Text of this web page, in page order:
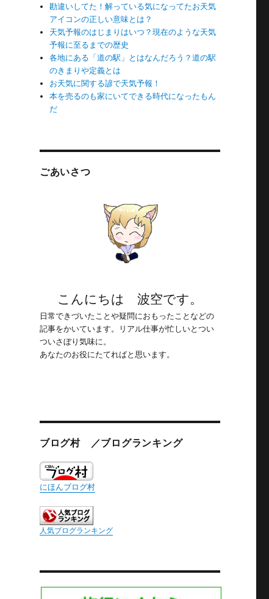
勘違いしてた！解っている気になってたお天気
アイコンの正しい意味とは？
天気予報のはじまりはいつ？現在のような天気
予報に至るまでの歴史
各地にある「道の駅」とはなんだろう？道の駅
のきまりや定義とは
お天気に関する諺で天気予報！
本を売るのも家にいてできる時代になったもん
だ
ごあいさつ
こんにちは 波空です。
日常できづいたことや疑問におもったことなどの
記事をかいています。リアル仕事が忙しいとつい
ついさぼり気味に。
あなたのお役にたてればと思います。
ブログ村 ／ブログランキング
にほんブログ村
人気ブログランキング